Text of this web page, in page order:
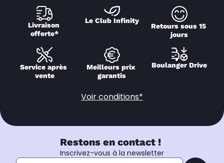
Livraison
offerte*
Le Club Infinity
Retours sous 15
jours
Service après
vente
Meilleurs prix
garantis
Boulanger Drive
Voir conditions*
Restons en contact !
Inscrivez-vous à la newsletter